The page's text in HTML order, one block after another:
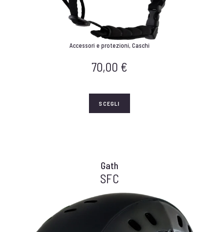
Accessori e protezioni, Caschi
70,00 €
SCEGLI
Gath
SFC